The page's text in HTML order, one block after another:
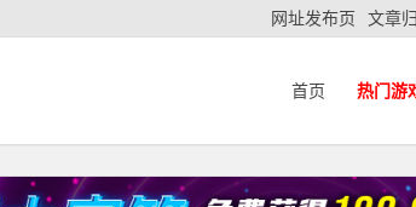
网址发布页 文章
首页 热门游